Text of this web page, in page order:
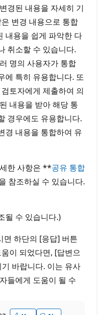
경된 내용을 자세히 기
변경 내용으로 통합
내용을 쉽게 파악한 다
취소할 수 있습니다.
명의 사용자가 통합
에 특히 유용합니다. 또
토자에게 제출하여 의
내용을 받아 해당 통
경우에도 유용합니다.
경 내용을 통합하여 유
한 사항은 **공유 통합
참조하실 수 있습니다.
될 수 있습니다.)
하단의 [응답] 버튼
이 되었다면, [답변으
바랍니다. 이는 유사
들에게 도움이 될 수